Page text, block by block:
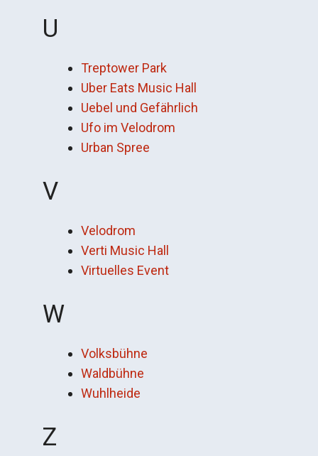
U
Treptower Park
Uber Eats Music Hall
Uebel und Gefährlich
Ufo im Velodrom
Urban Spree
V
Velodrom
Verti Music Hall
Virtuelles Event
W
Volksbühne
Waldbühne
Wuhlheide
Z